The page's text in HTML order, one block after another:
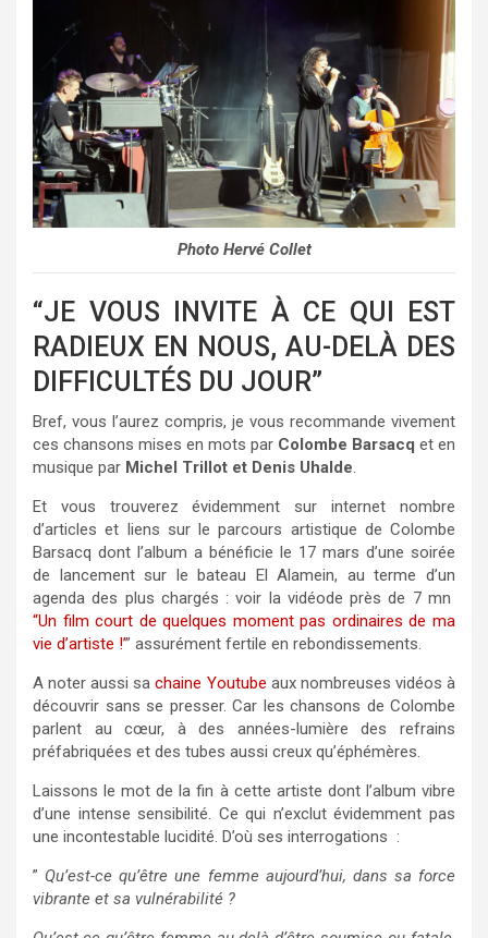
Photo Hervé Collet
“JE VOUS INVITE À CE QUI EST
RADIEUX EN NOUS, AU-DELÀ DES
DIFFICULTÉS DU JOUR”
Bref, vous l’aurez compris, je vous recommande vivement
ces chansons mises en mots par Colombe Barsacq et en
musique par Michel Trillot et Denis Uhalde.
Et vous trouverez évidemment sur internet nombre
d’articles et liens sur le parcours artistique de Colombe
Barsacq dont l’album a bénéficie le 17 mars d’une soirée
de lancement sur le bateau El Alamein, au terme d’un
agenda des plus chargés : voir la vidéode près de 7 mn
“Un film court de quelques moment pas ordinaires de ma
vie d’artiste !’” assurément fertile en rebondissements.
A noter aussi sachaine Youtube aux nombreuses vidéos à
découvrir sans se presser. Car les chansons de Colombe
parlent au cœur, à des années-lumière des refrains
préfabriquées et des tubes aussi creux qu’éphémères.
Laissons le mot de la fin à cette artiste dont l’album vibre
d’une intense sensibilité. Ce qui n’exclut évidemment pas
une incontestable lucidité. D’où ses interrogations :
” Qu’est-ce qu’être une femme aujourd’hui, dans sa force
vibrante et sa vulnérabilité ?